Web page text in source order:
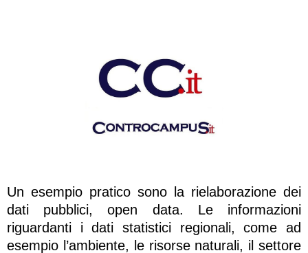
Un esempio pratico sono la rielaborazione dei
dati pubblici, open data. Le informazioni
riguardanti i dati statistici regionali, come ad
esempio l’ambiente, le risorse naturali, il settore